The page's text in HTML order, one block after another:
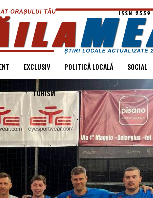
EXCLUSIV POLITICĂ LOCALĂ SOCIAL
TURISM